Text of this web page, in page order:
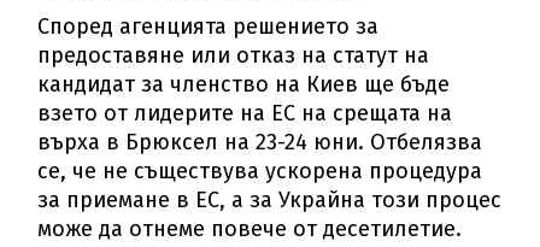
Според агенцията решението за
предоставяне или отказ на статут на
кандидат за членство на Киев ще бъде
взето от лидерите на ЕС на срещата на
върха в Брюксел на 23-24 юни. Отбелязва
се, че не съществува ускорена процедура
за приемане в ЕС, а за Украйна този процес
може да отнеме повече от десетилетие.